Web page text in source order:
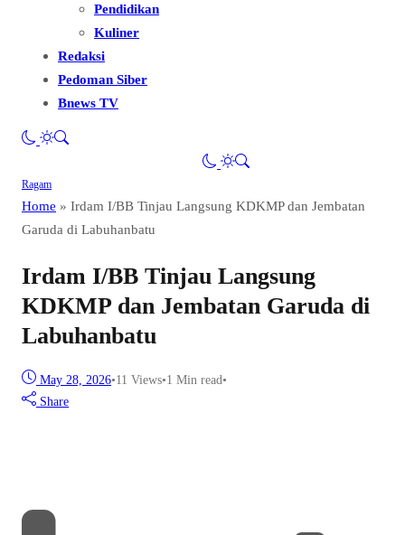
Pendidikan
Kuliner
Redaksi
Pedoman Siber
Bnews TV
Ragam
Home » Irdam I/BB Tinjau Langsung KDKMP dan Jembatan
Garuda di Labuhanbatu
Irdam I/BB Tinjau Langsung
KDKMP dan Jembatan Garuda di
Labuhanbatu
May 28, 2026•11 Views•1 Min read•
Share